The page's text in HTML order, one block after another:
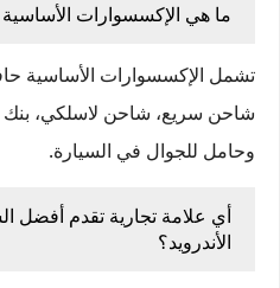
ما هي الإكسسوارات الأساسية
تشمل الإكسسوارات الأساسية
شاحن سريع، شاحن لاسلكي،
وحامل للجوال في السيارة.
أي علامة تجارية تقدم أفضل
الأندرويد؟